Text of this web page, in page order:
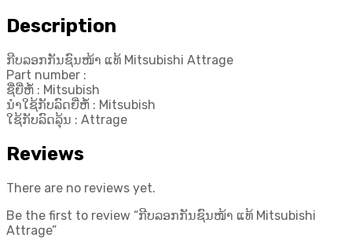
Attrage
quantity
Description
ກີບລອກກັນຊົນໜ້າ ແທ້ Mitsubishi Attrage
Part number :
ຊື່ຍີ່ຫໍ້ : Mitsubish
ນຳໃຊ້ກັບລົດຍີ່ຫໍ້ : Mitsubish
ໃຊ້ກັບລົດລຸ້ນ : Attrage
Reviews
There are no reviews yet.
Be the first to review “ກີບລອກກັນຊົນໜ້າ ແທ້ Mitsubishi
Attrage”